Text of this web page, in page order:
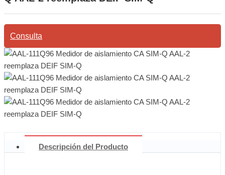
Consulta
Descripción del Producto